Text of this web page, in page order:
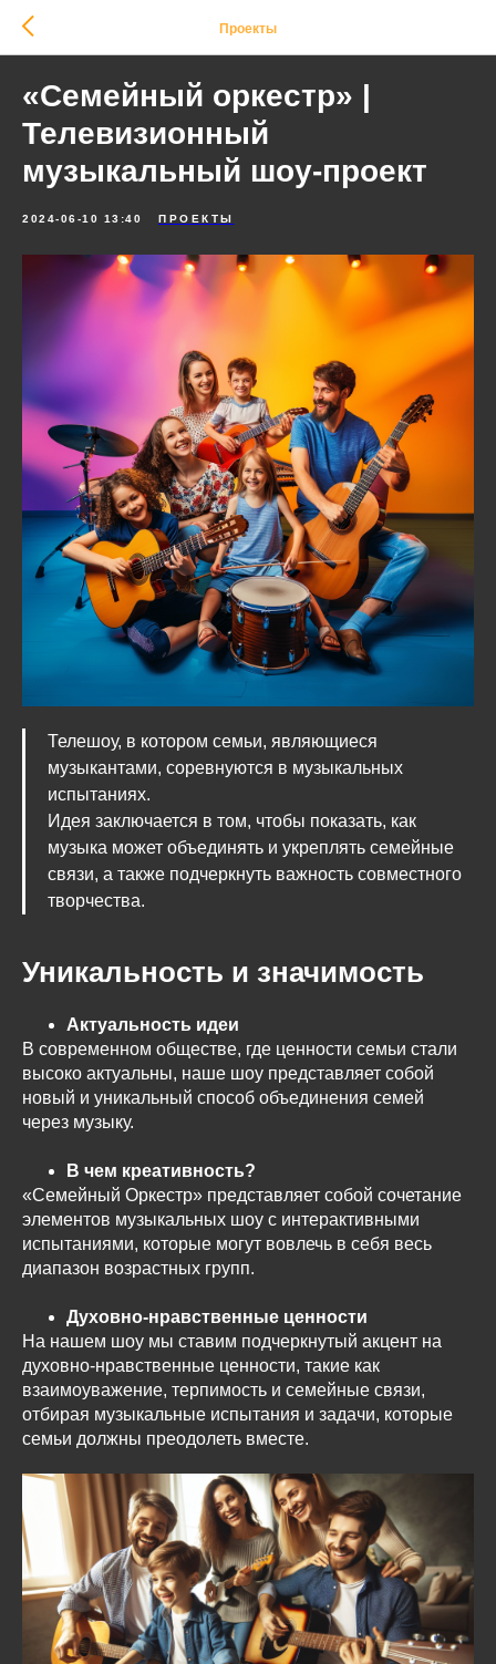
Проекты
«Семейный оркестр» |
Телевизионный
музыкальный шоу-проект
2024-06-10 13:40 ПРОЕКТЫ
Телешоу, в котором семьи, являющиеся
музыкантами, соревнуются в музыкальных
испытаниях.
Идея заключается в том, чтобы показать, как
музыка может объединять и укреплять семейные
связи, а также подчеркнуть важность совместного
творчества.
Уникальность и значимость
Актуальность идеи
В современном обществе, где ценности семьи стали
высоко актуальны, наше шоу представляет собой
новый и уникальный способ объединения семей
через музыку.
В чем креативность?
«Семейный Оркестр» представляет собой сочетание
элементов музыкальных шоу с интерактивными
испытаниями, которые могут вовлечь в себя весь
диапазон возрастных групп.
Духовно-нравственные ценности
На нашем шоу мы ставим подчеркнутый акцент на
духовно-нравственные ценности, такие как
взаимоуважение, терпимость и семейные связи,
отбирая музыкальные испытания и задачи, которые
семьи должны преодолеть вместе.